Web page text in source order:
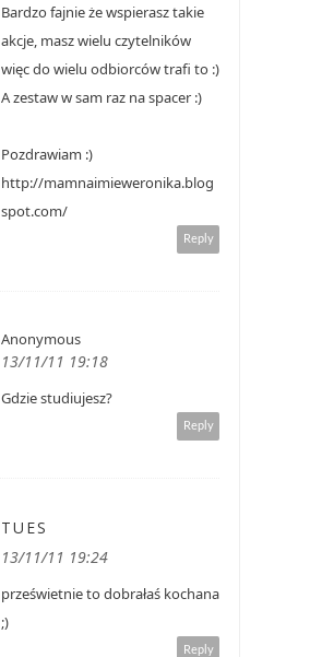
Bardzo fajnie że wspierasz takie
akcje, masz wielu czytelników
więc do wielu odbiorców trafi to :)
A zestaw w sam raz na spacer :)
Pozdrawiam :)
http://mamnaimieweronika.blog
spot.com/
Reply
Anonymous
13/11/11 19:18
Gdzie studiujesz?
Reply
TUES
13/11/11 19:24
prześwietnie to dobrałaś kochana
;)
Reply